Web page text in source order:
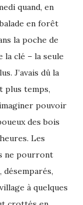
quand, en
en forêt
la poche de
la clé – la seule
J’avais dû la
plus temps,
pouvoir
des bois
Les
ne pourront
à quelques